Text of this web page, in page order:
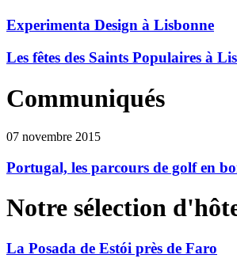
Experimenta Design à Lisbonne
Les fêtes des Saints Populaires à
Communiqués
07 novembre 2015
Portugal, les parcours de golf en
Notre sélection
La Posada de Estói près de Faro